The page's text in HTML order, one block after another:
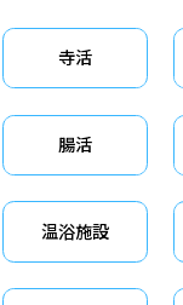
寺活
腸活
温浴施設